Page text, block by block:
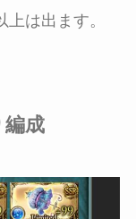
は出ます。
成